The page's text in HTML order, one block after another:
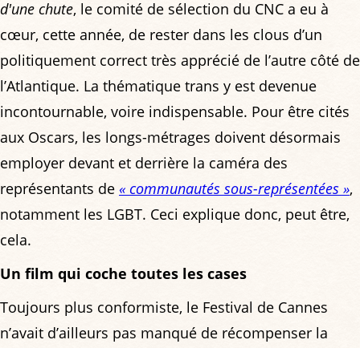
d'une chute, le comité de sélection du CNC a eu à
cœur, cette année, de rester dans les clous d’un
politiquement correct très apprécié de l’autre côté de
l’Atlantique. La thématique trans y est devenue
incontournable, voire indispensable. Pour être cités
aux Oscars, les longs-métrages doivent désormais
employer devant et derrière la caméra des
représentants de « communautés sous-représentées »,
notamment les LGBT. Ceci explique donc, peut être,
cela.
Un film qui coche toutes les cases
Toujours plus conformiste, le Festival de Cannes
n’avait d’ailleurs pas manqué de récompenser la